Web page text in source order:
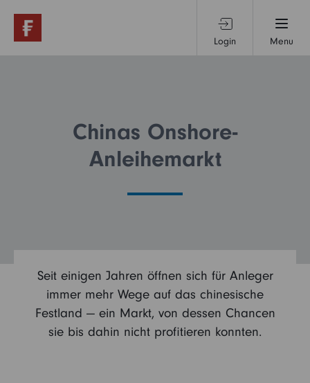
Login Menu
Themen & Märkte
Privatanleger
Chinas Onshore-
Anleihemarkt
Seit einigen Jahren öffnen sich für Anleger
immer mehr Wege auf das chinesische
Festland — ein Markt, von dessen Chancen
sie bis dahin nicht profitieren konnten.